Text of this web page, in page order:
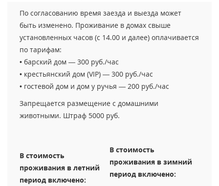
По согласованию время заезда и выезда может
быть изменено. Проживание в домах свыше
установленных часов (с 14.00 и далее) оплачивается
по тарифам:
• барский дом — 300 руб./час
• крестьянский дом (VIP) — 300 руб./час
• гостевой дом и дом у ручья — 200 руб./час
Запрещается размещение с домашними
животными. Штраф 5000 руб.
В стоимость
проживания в летний
период включено:
В стоимость
проживания в зимний
период включено: